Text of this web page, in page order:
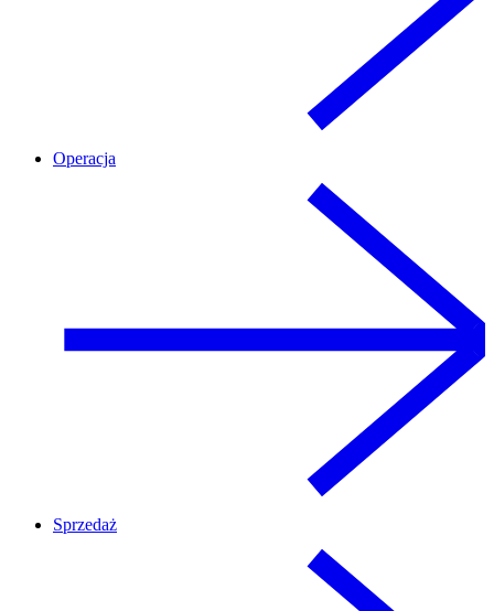
Operacja
Sprzedaż